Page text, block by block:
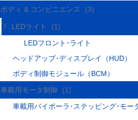
ボディ & コンビニエンス (3)
LEDライト
(1)
LEDフロント･ライト
ヘッドアップ･ディスプレイ（HUD）
ボディ制御モジュール（BCM）
車載用モータ制御
(1)
車載用バイポーラ･ステッピング･モー